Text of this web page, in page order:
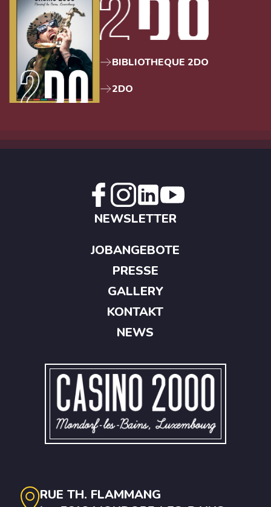
BIBLIOTHEQUE 2DO
2DO
RUE TH. FLAMMANG
NEWSLETTER
JOBANGEBOTE
PRESSE
GALLERY
KONTAKT
NEWS